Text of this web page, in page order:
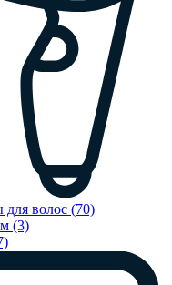
волос (70)
(3)